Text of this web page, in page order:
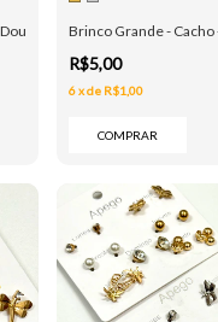
e Prata
Brinco Grande - Cacho
R$5,00
6xde R$1,00
COMPRAR